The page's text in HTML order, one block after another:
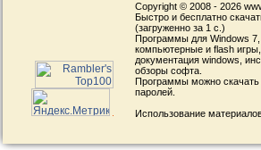
Copyright © 2008 - 2026
Быстро и бесплатно
(загруженно за 1 с.)
Программы для Windows 7,
компьютерные и flash игры,
документация windows,
обзоры софта.
Программы можно скачать
паролей.
Использование